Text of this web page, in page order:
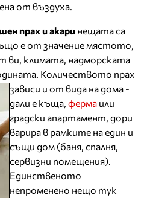
от въздуха.
прах и акари нещата са
е от значение мястото,
ви, климата, надморската
Количеството прах
зависи и от вида на дома -
дали е къща, ферма или
градски апартамент, дори
варира в рамките на един и
същи дом (баня, спалня,
сервизни помещения).
Единственото
непроменено нещо тук